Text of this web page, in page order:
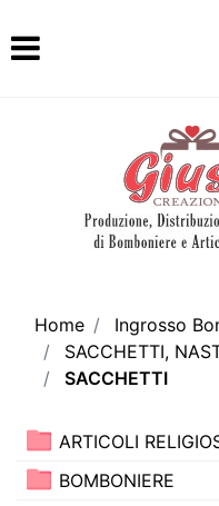
Open
Home
Ingrosso
SACCHETTI,
SACCHETTI
ARTICOLI
BOMBONIERE